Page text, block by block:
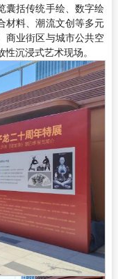
囊括传统手绘、数字绘
材料、潮流文创等多元
商业街区与城市公共空
沉浸式艺术现场。